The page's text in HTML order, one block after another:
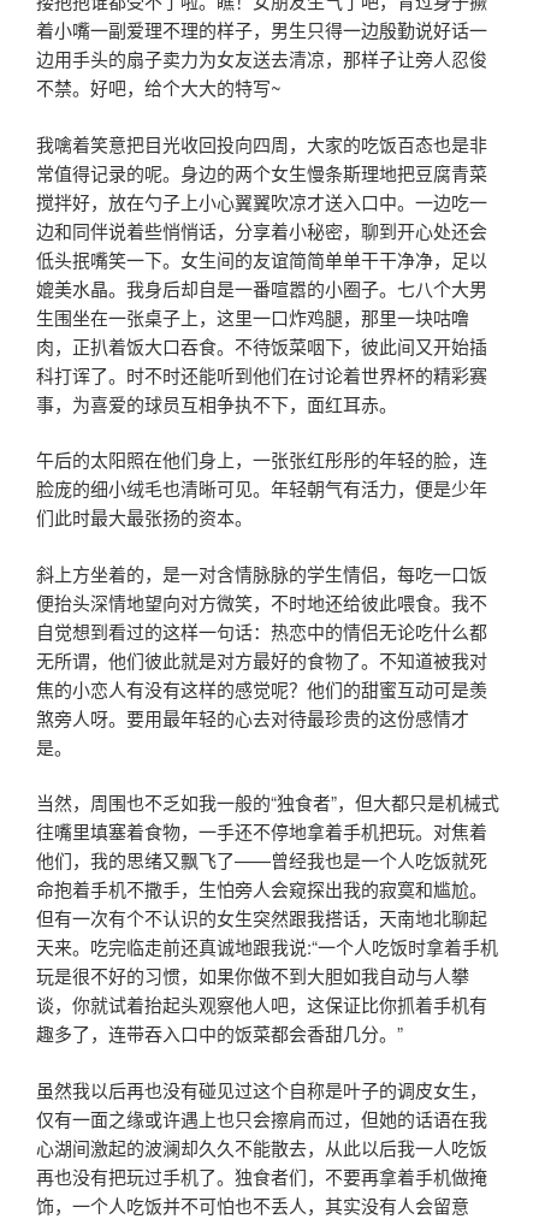
着小嘴一副爱理不理的样子，男生只得一边殷勤说好话一
边用手头的扇子卖力为女友送去清凉，那样子让旁人忍俊
不禁。好吧，给个大大的特写~
我噙着笑意把目光收回投向四周，大家的吃饭百态也是非
常值得记录的呢。身边的两个女生慢条斯理地把豆腐青菜
搅拌好，放在勺子上小心翼翼吹凉才送入口中。一边吃一
边和同伴说着些悄悄话，分享着小秘密，聊到开心处还会
低头抿嘴笑一下。女生间的友谊简简单单干干净净，足以
媲美水晶。我身后却自是一番喧嚣的小圈子。七八个大男
生围坐在一张桌子上，这里一口炸鸡腿，那里一块咕噜
肉，正扒着饭大口吞食。不待饭菜咽下，彼此间又开始插
科打诨了。时不时还能听到他们在讨论着世界杯的精彩赛
事，为喜爱的球员互相争执不下，面红耳赤。
午后的太阳照在他们身上，一张张红彤彤的年轻的脸，连
脸庞的细小绒毛也清晰可见。年轻朝气有活力，便是少年
们此时最大最张扬的资本。
斜上方坐着的，是一对含情脉脉的学生情侣，每吃一口饭
便抬头深情地望向对方微笑，不时地还给彼此喂食。我不
自觉想到看过的这样一句话：热恋中的情侣无论吃什么都
无所谓，他们彼此就是对方最好的食物了。不知道被我对
焦的小恋人有没有这样的感觉呢？他们的甜蜜互动可是羡
煞旁人呀。要用最年轻的心去对待最珍贵的这份感情才
是。
当然，周围也不乏如我一般的“独食者”，但大都只是机械式
往嘴里填塞着食物，一手还不停地拿着手机把玩。对焦着
他们，我的思绪又飘飞了——曾经我也是一个人吃饭就死
命抱着手机不撒手，生怕旁人会窥探出我的寂寞和尴尬。
但有一次有个不认识的女生突然跟我搭话，天南地北聊起
天来。吃完临走前还真诚地跟我说:“一个人吃饭时拿着手机
玩是很不好的习惯，如果你做不到大胆如我自动与人攀
谈，你就试着抬起头观察他人吧，这保证比你抓着手机有
趣多了，连带吞入口中的饭菜都会香甜几分。”
虽然我以后再也没有碰见过这个自称是叶子的调皮女生，
仅有一面之缘或许遇上也只会擦肩而过，但她的话语在我
心湖间激起的波澜却久久不能散去，从此以后我一人吃饭
再也没有把玩过手机了。独食者们，不要再拿着手机做掩
饰，一个人吃饭并不可怕也不丢人，其实没有人会留意